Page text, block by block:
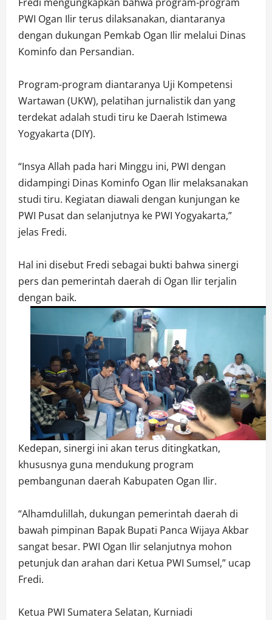
PWI Ogan Ilir terus dilaksanakan, diantaranya
dengan dukungan Pemkab Ogan Ilir melalui Dinas
Kominfo dan Persandian.
Program-program diantaranya Uji Kompetensi
Wartawan (UKW), pelatihan jurnalistik dan yang
terdekat adalah studi tiru ke Daerah Istimewa
Yogyakarta (DIY).
“Insya Allah pada hari Minggu ini, PWI dengan
didampingi Dinas Kominfo Ogan Ilir melaksanakan
studi tiru. Kegiatan diawali dengan kunjungan ke
PWI Pusat dan selanjutnya ke PWI Yogyakarta,”
jelas Fredi.
Hal ini disebut Fredi sebagai bukti bahwa sinergi
pers dan pemerintah daerah di Ogan Ilir terjalin
dengan baik.
Kedepan, sinergi ini akan terus ditingkatkan,
khususnya guna mendukung program
pembangunan daerah Kabupaten Ogan Ilir.
“Alhamdulillah, dukungan pemerintah daerah di
bawah pimpinan Bapak Bupati Panca Wijaya Akbar
sangat besar. PWI Ogan Ilir selanjutnya mohon
petunjuk dan arahan dari Ketua PWI Sumsel,” ucap
Fredi.
Ketua PWI Sumatera Selatan, Kurniadi